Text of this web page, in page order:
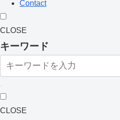
Contact
CLOSE
キーワード
CLOSE